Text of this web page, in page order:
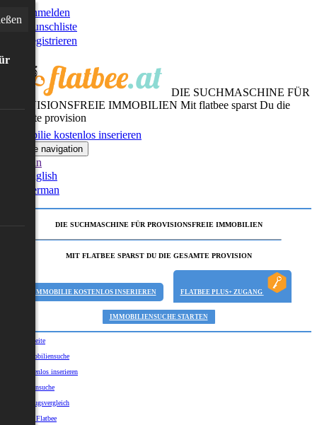
Anmelden
Wunschliste
Registrieren
DIE SUCHMASCHINE FÜR
PROVISIONSFREIE IMMOBILIEN Mit flatbee sparst Du die
gesamte provision
Immobilie kostenlos inserieren
Toggle navigation
German
English
German
DIE SUCHMASCHINE FÜR PROVISIONSFREIE IMMOBILIEN
MIT FLATBEE SPARST DU DIE GESAMTE PROVISION
IMMOBILIE KOSTENLOS INSERIEREN FLATBEE PLUS+ ZUGANG
IMMOBILIENSUCHE STARTEN
Startseite
Immobiliensuche
Kostenlos inserieren
Kartensuche
Umzugsvergleich
Über Flatbee